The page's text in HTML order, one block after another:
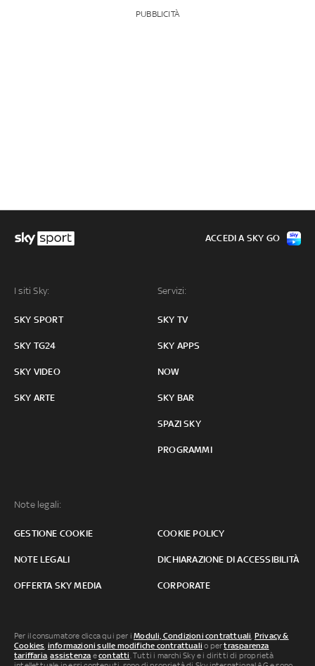
PUBBLICITÀ
I siti Sky:
SKY SPORT
SKY TG24
SKY VIDEO
SKY ARTE
Servizi:
SKY TV
SKY APPS
NOW
SKY BAR
SPAZI SKY
PROGRAMMI
Note legali:
GESTIONE COOKIE COOKIE POLICY
NOTE LEGALI DICHIARAZIONE DI ACCESSIBILITÀ
OFFERTA SKY MEDIA CORPORATE
ACCEDI A SKY GO
Per il consumatore clicca qui per iModuli, Condizioni contrattuali, Privacy &
Cookies, informazioni sulle modifiche contrattuali o pertrasparenza
tariffaria,assistenza econtatti. Tutti i marchi Sky e i diritti di proprietà